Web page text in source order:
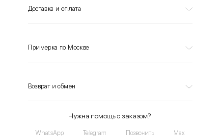
Доставка и оплата
Примерка по Москве
Возврат и обмен
Нужна помощь с заказом?
WhatsApp Telegram Позвонить Max